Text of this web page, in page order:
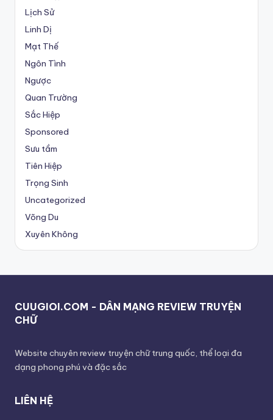
Lịch Sử
Linh Dị
Mạt Thế
Ngôn Tình
Ngược
Quan Trường
Sắc Hiệp
Sponsored
Sưu tầm
Tiên Hiệp
Trọng Sinh
Uncategorized
Võng Du
Xuyên Không
CUUGIOI.COM - DÂN MẠNG REVIEW TRUYỆN
CHỮ
Website chuyên review truyện chữ trung quốc, thể loại đa
dạng phong phú và đặc sắc
LIÊN HỆ